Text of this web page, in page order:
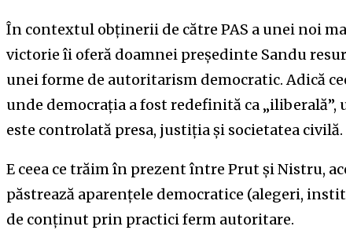
În contextul obținerii de către PAS a unei noi
victorie îi oferă doamnei președinte Sandu
unei forme de autoritarism democratic. Adică
unde democrația a fost redefinită ca
este controlată presa, justiția și societatea civilă.
E ceea ce trăim în prezent între Prut și Nistru,
păstrează aparențele democratice (alegeri,
de conținut prin practici ferm autoritare.